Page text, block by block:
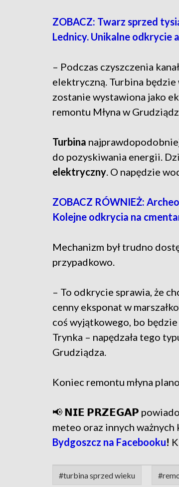
ZOBACZ: Twarz sprzed
Lednicy. Unikalne odkrycie
– Podczas czyszczenia
elektryczną. Turbina
zostanie wystawiona jako
remontu Młyna w
Turbina
do pozyskiwania energii.
elektryczny . O napędzie
ZOBACZ RÓWNIEŻ:
Kolejne odkrycia na
Mechanizm był trudno
przypadkowo.
– To odkrycie sprawia, że
cenny eksponat w
coś wyjątkowego, bo
Trynka – napędzała tego
Grudziądza.
Koniec remontu młyna
📢 𝗡𝗜𝗘 𝗣𝗥𝗭𝗘𝗚𝗔𝗣
meteo oraz innych ważnych
Bydgoszcz na Facebooku!
#turbina sprzed wieku